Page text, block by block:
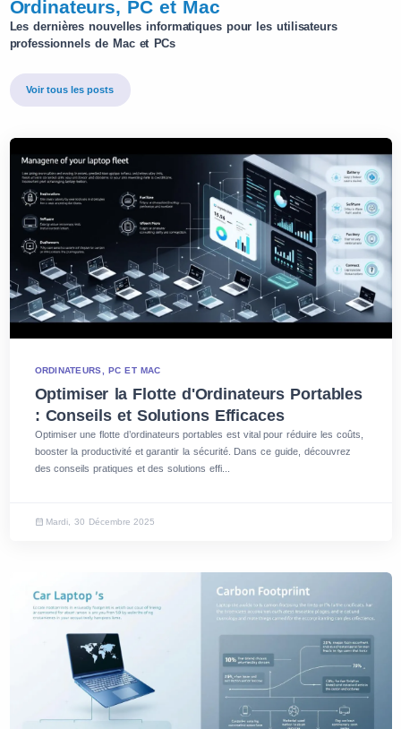
Ordinateurs, PC et Mac
Les dernières nouvelles informatiques pour les utilisateurs
professionnels de Mac et PCs
Voir tous les posts
ORDINATEURS, PC ET MAC
Optimiser la Flotte d'Ordinateurs Portables
: Conseils et Solutions Efficaces
Optimiser une flotte d’ordinateurs portables est vital pour réduire les coûts,
booster la productivité et garantir la sécurité. Dans ce guide, découvrez
des conseils pratiques et des solutions effi...
Mardi, 30 Décembre 2025